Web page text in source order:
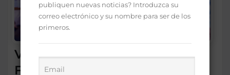
Víctor de Aza participa en el
Foro Meta RD 2036 para
publiquen nuevas noticias? Introduzca su
correo electrónico y su nombre para ser de los
primeros.